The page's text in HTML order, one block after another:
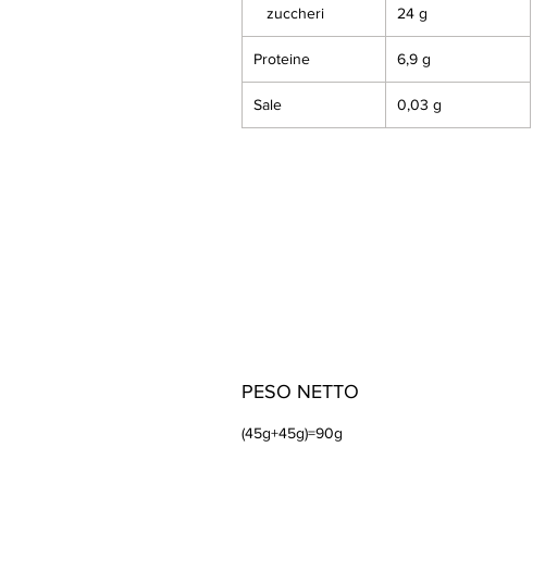
zuccheri
24 g
Proteine 6,9 g
Sale 0,03 g
PESO NETTO
(45g+45g)=90g